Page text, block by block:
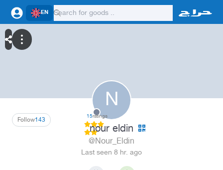
EN
N
143
Follow 15ratings
nour eldin
@Nour_Eldin
Last seen 8 hr. ago